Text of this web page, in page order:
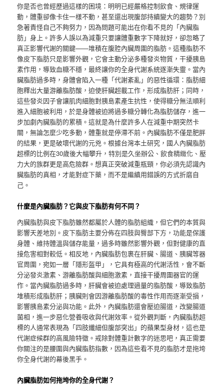
你是否也曾經歷過這樣的困境：明明已經嚴格控制飲食、規律運
動，體重卻像卡住一樣不動，甚至還出現腹部持續變大的趨勢？別
急著責怪自己不夠努力，因為問題可能出在你看不見的「內臟脂
肪」身上。許多人誤以為減重只要讓體重數字下降就好，卻忽略了
真正影響代謝的關鍵——堆積在腹腔內臟周圍的脂肪。這種脂肪不
像皮下脂肪只是影響外觀，它會主動分泌多種發炎物質，干擾胰島
素作用，導致血糖不穩，最終讓你的全身代謝系統逐漸失靈。當內
臟脂肪過多時，身體會陷入一種「代謝紊亂」的惡性循環：脂肪細
胞釋出大量游離脂肪酸，迫使肝臟超載工作，形成脂肪肝；同時，
這些發炎因子會讓肌肉細胞對胰島素產生抗性，使得糖分無法順利
進入細胞被利用，於是身體被迫將過多糖分轉化為脂肪儲存，進一
步加劇內臟脂肪的累積。這就是為什麼許多人在減重中期突然卡
關，無論怎麼少吃多動，體重就是停滯不前。內臟脂肪不僅是肥胖
的結果，更是破壞代謝的元兇。根據台灣本土研究，國人內臟脂肪
超標的比例在30歲後大幅攀升，特別是久坐辦公、飲食精緻化、壓
力大的族群更是高危險群。想真正突破減重瓶頸，你必須先認識內
臟脂肪的真相，才能對症下藥，而不是繼續用錯誤的方式折磨自
己。
什麼是內臟脂肪？它與皮下脂肪有何不同？
內臟脂肪與皮下脂肪雖然都屬於人體的脂肪組織，但它們的本質與
影響天差地別。皮下脂肪主要分佈在四肢與臀部下方，功能是保護
身體、維持體溫與儲存能量，過多時雖然影響外觀，但對健康的直
接危害相對較低。相反地，內臟脂肪包裹在肝臟、腸道、胰臟等器
官周圍，宛如一層「隱形盔甲」，它具有極高的代謝活性，會不斷
分泌發炎激素、游離脂肪酸與細胞激素，直接干擾周圍器官的運
作。當內臟脂肪過多時，肝臟會被迫處理過量的脂肪酸，導致脂肪
堆積形成脂肪肝；胰臟則會因游離脂肪酸的毒性作用而逐漸受損，
影響胰島素分泌與功能。此外，內臟脂肪還會壓迫腸道，改變腸道
菌相，進一步惡化營養吸收與代謝效率。從外觀判斷，內臟脂肪超
標的人通常表現為「四肢纖細但腹部突出」的蘋果型身材，這也是
代謝症候群的高風險特徵。戒除對體重計數字的迷思吧，真正需要
你關注的是腰圍與內臟脂肪指數，因為這些看不見的脂肪才是拖垮
你全身代謝的幕後黑手。
內臟脂肪如何拖垮你的全身代謝？